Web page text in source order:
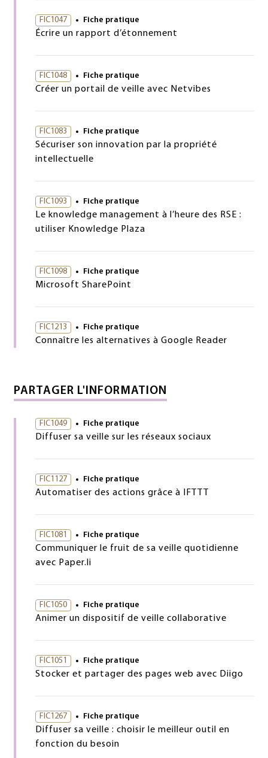
FIC1047 Fiche pratique
Écrire un rapport d’étonnement
FIC1048 Fiche pratique
Créer un portail de veille avec Netvibes
FIC1083 Fiche pratique
Sécuriser son innovation par la propriété
intellectuelle
FIC1093 Fiche pratique
Le knowledge management à l’heure des RSE :
utiliser Knowledge Plaza
FIC1098 Fiche pratique
Microsoft SharePoint
FIC1213 Fiche pratique
Connaître les alternatives à Google Reader
PARTAGER L'INFORMATION
FIC1049 Fiche pratique
Diffuser sa veille sur les réseaux sociaux
FIC1127 Fiche pratique
Automatiser des actions grâce à IFTTT
FIC1081 Fiche pratique
Communiquer le fruit de sa veille quotidienne
avec Paper.li
FIC1050 Fiche pratique
Animer un dispositif de veille collaborative
FIC1051 Fiche pratique
Stocker et partager des pages web avec Diigo
FIC1267 Fiche pratique
Diffuser sa veille : choisir le meilleur outil en
fonction du besoin